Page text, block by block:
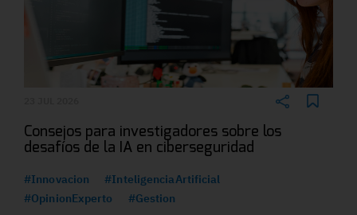
Consejos para investigadores sobre los
desafíos de la IA en ciberseguridad
#Innovacion
#InteligenciaArtificial
#OpinionExperto
#Gestion